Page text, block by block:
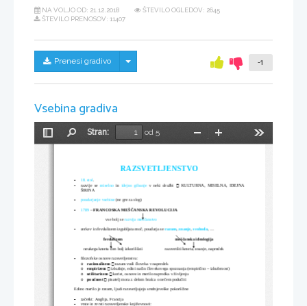
NA VOLJO OD: 21.12.2018
ŠTEVILO OGLEDOV: 2645
ŠTEVILO PRENOSOV: 11407
Prenesi gradivo Skrij/prikaži meni -1
Vsebina gradiva
Preklopi
Stran:
od 5
Pomanjšaj
RAZSVETLJENSTVO
- 18. stol
-
razvije se miselno
  in
idejno gibanje
  v neki družbi

  KULTURNA, MISELNA, IDEJNA
ŠIRINA
- poudarjanje vsebine (ne gre za slog)
- 1789 – FRANCOSKA MEŠČANSKA REVOLUCIJA
      vse bolj se
razvija meščanstvo
- cerkev in fevdalizem izgubljata moč, poudarja se razum, znanje , svoboda, ...
fevdalizem meščanska ideologija
neukega kmeta čim bolj izkoriščati razsvetliti kmeta, znanje, napredek
-
filozofske osnove razsvetljenstva:
o
racionalizem  razum vodi človeka v napredek
o
empirizem  izkušnje, edini način človekovega spoznanja (empirično – izkušenost)
o
utilitarizem  korist, osnove in merilo napredka v življenju
o
poučnost  pisatelj mora z delom bralca o nečem podučiti
Edino merilo je razum, ljudi razsvetljujejo srednjeveške pokorščine
-
začetki: Anglija, Francija
-
vrste in zvrsti razsvetljenske književnosti: